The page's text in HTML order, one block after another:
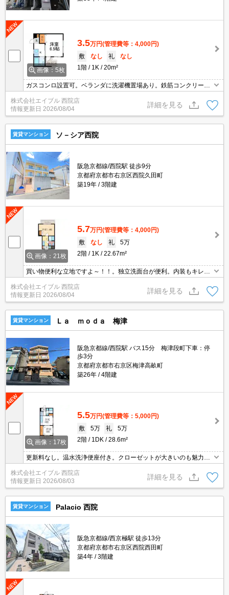
画像：5枚
3.5万円(管理費等：4,000円)
敷
なし 礼
なし
1階
1K 20m²
ガスコンロ設置可。ベランダに洗濯機置場あり。鉄筋コンクリート
おすすめ。ぜひお問い合わせください!。
株式会社エイブル 西院店
情報更新日 2026/08/04
詳細を見る
賃貸マンション ソ－シア西院
阪急京都線/西院駅 徒歩9分
京都府京都市右京区西院久田町
築19年
3階建
画像：21枚
5.7万円(管理費等：4,000円)
敷
なし 礼
5万
2階
1K 22.67m²
買い物便利な立地ですよ～！！。独立洗面台が便利。内装もキレイ
株式会社エイブル 西院店
情報更新日 2026/08/04
詳細を見る
賃貸マンション Ｌａ ｍｏｄａ 梅津
阪急京都線/西院駅 バス15分 梅津段町下車：停
歩3分
京都府京都市右京区梅津高畝町
築26年
4階建
画像：17枚
5.5万円(管理費等：5,000円)
敷
5万 礼
5万
2階
1DK 28.6m²
更新料なし。温水洗浄便座付き。クローゼットが大きいのも魅力で
料。宅配ボックスあり。TVインターホン付き。オートロック。
株式会社エイブル 西院店
情報更新日 2026/08/03
詳細を見る
賃貸マンション Palacio 西院
阪急京都線/西京極駅 徒歩13分
京都府京都市右京区西院西田町
築4年
3階建